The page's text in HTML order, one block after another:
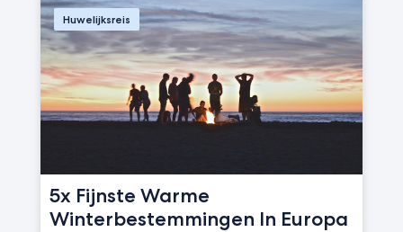
Huwelijksreis
5x Fijnste Warme
Winterbestemmingen In Europa